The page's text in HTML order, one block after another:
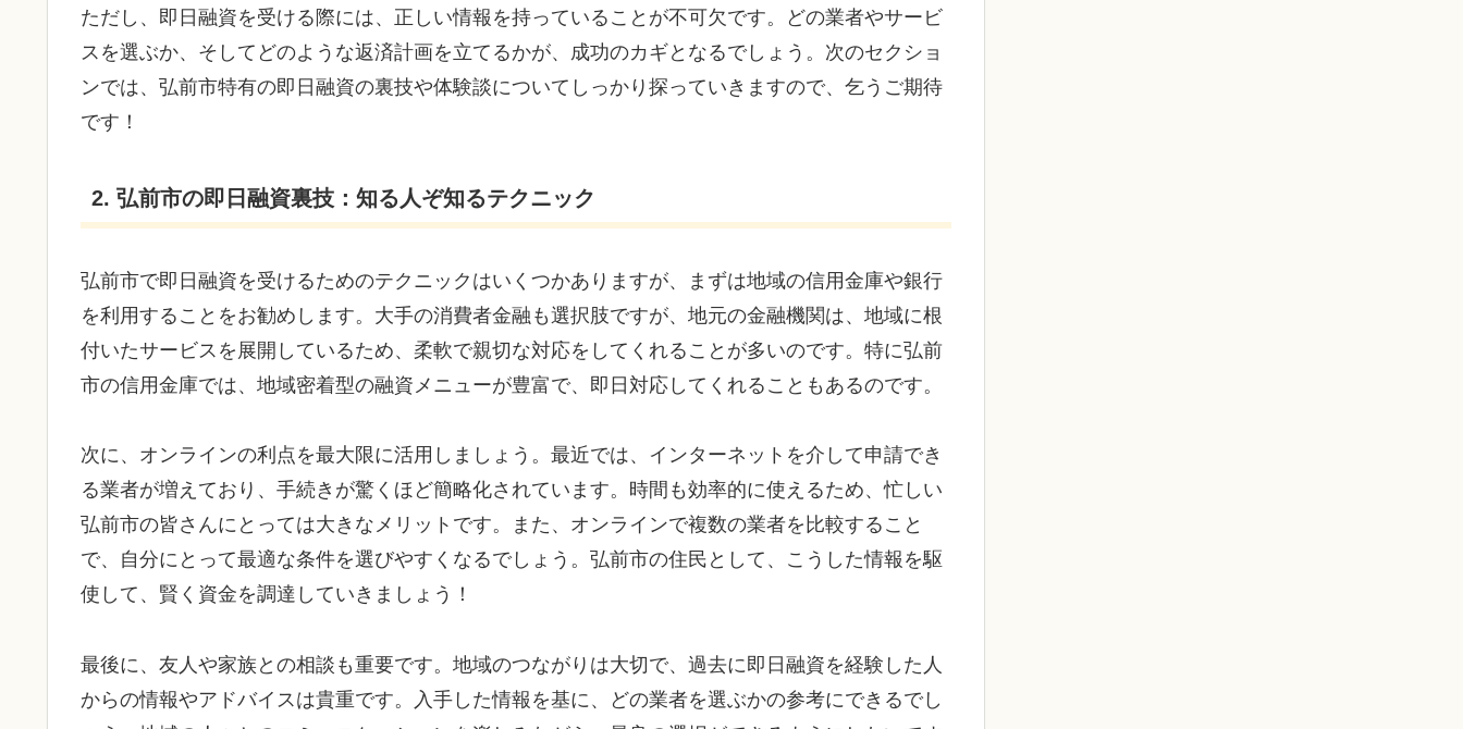
ただし、即日融資を受ける際には、正しい情報を持っていることが不可欠です。どの業者やサービ
スを選ぶか、そしてどのような返済計画を立てるかが、成功のカギとなるでしょう。次のセクショ
ンでは、弘前市特有の即日融資の裏技や体験談についてしっかり探っていきますので、乞うご期待
です！
2. 弘前市の即日融資裏技：知る人ぞ知るテクニック
弘前市で即日融資を受けるためのテクニックはいくつかありますが、まずは地域の信用金庫や銀行
を利用することをお勧めします。大手の消費者金融も選択肢ですが、地元の金融機関は、地域に根
付いたサービスを展開しているため、柔軟で親切な対応をしてくれることが多いのです。特に弘前
市の信用金庫では、地域密着型の融資メニューが豊富で、即日対応してくれることもあるのです。
次に、オンラインの利点を最大限に活用しましょう。最近では、インターネットを介して申請でき
る業者が増えており、手続きが驚くほど簡略化されています。時間も効率的に使えるため、忙しい
弘前市の皆さんにとっては大きなメリットです。また、オンラインで複数の業者を比較すること
で、自分にとって最適な条件を選びやすくなるでしょう。弘前市の住民として、こうした情報を駆
使して、賢く資金を調達していきましょう！
最後に、友人や家族との相談も重要です。地域のつながりは大切で、過去に即日融資を経験した人
からの情報やアドバイスは貴重です。入手した情報を基に、どの業者を選ぶかの参考にできるでし